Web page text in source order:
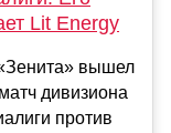
Lit Energy
вышел
дивизиона
против